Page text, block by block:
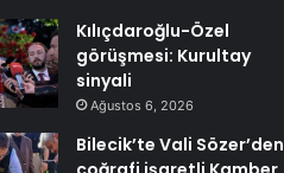
Kılıçdaroğlu-Özel
görüşmesi: Kurultay
sinyali
Ağustos 6, 2026
Bilecik’te Vali Sözer’den